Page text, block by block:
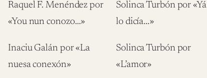
Raquel F. Menéndez por
«You nun conozo…»
Solinca Turbón por «Yá
lo dicía…»
Inaciu Galán por «La
nuesa conexón»
Solinca Turbón por
«L’amor»